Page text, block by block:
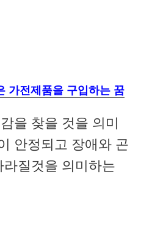
가전제품을 구입하는 꿈
을 찾을 것을 의미
안정되고 장애와 곤
질것을 의미하는